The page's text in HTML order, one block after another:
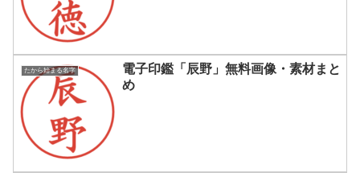
たから始まる名字
電子印鑑「辰野」無料画像・素材まと
め